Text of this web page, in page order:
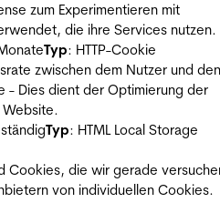
zum Experimentieren mit
die ihre Services nutzen.
Typ: HTTP-Cookie
zwischen dem Nutzer und den
- Dies dient der Optimierung der
Typ: HTML Local Storage
Cookies, die wir gerade
von individuellen Cookies.